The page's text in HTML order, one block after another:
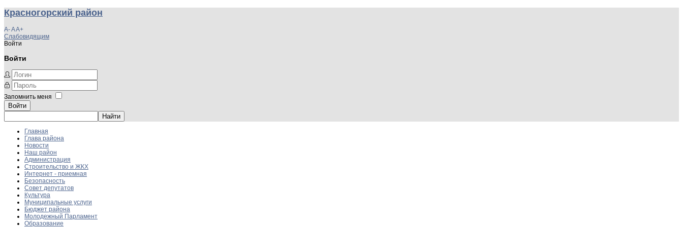
Красногорский район
A-AA+
Слабовидящим
Войти
Войти
Запомнить меня
Войти
Главная
Глава района
Новости
Наш район
Администрация
Строительство и ЖКХ
Интернет - приемная
Безопасность
Совет депутатов
Культура
Муниципальные услуги
Бюджет района
Молодежный Парламент
Образование